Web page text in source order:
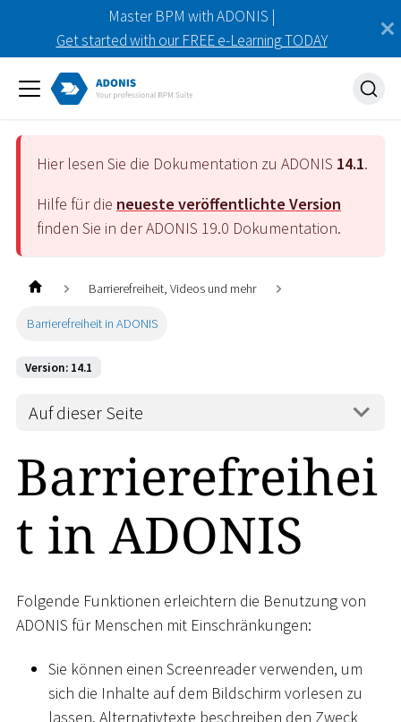
Master BPM with ADONIS |
Get started with our FREE e-Learning TODAY
Hier lesen Sie die Dokumentation zu ADONIS 14.1.
Hilfe für die neueste veröffentlichte Version
finden Sie in der ADONIS 19.0 Dokumentation.
Barrierefreiheit, Videos und mehr
Barrierefreiheit in ADONIS
Version: 14.1
Auf dieser Seite
Barrierefreihei
t in ADONIS
Folgende Funktionen erleichtern die Benutzung von
ADONIS für Menschen mit Einschränkungen:
Sie können einen Screenreader verwenden, um
sich die Inhalte auf dem Bildschirm vorlesen zu
lassen. Alternativtexte beschreiben den Zweck